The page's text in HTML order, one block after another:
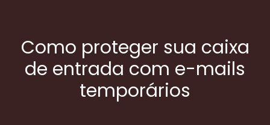
Como proteger sua caixa
de entrada com e-mails
temporários